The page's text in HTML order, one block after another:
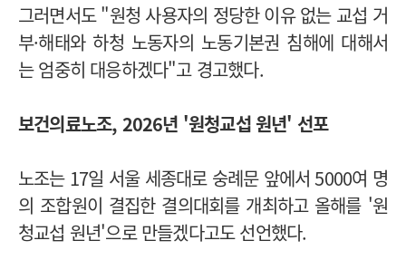
그러면서도 "원청 사용자의 정당한 이유 없는 교섭 거
부·해태와 하청 노동자의 노동기본권 침해에 대해서
는 엄중히 대응하겠다"고 경고했다.
보건의료노조, 2026년 '원청교섭 원년' 선포
노조는 17일 서울 세종대로 숭례문 앞에서 5000여 명
의 조합원이 결집한 결의대회를 개최하고 올해를 '원
청교섭 원년'으로 만들겠다고도 선언했다.